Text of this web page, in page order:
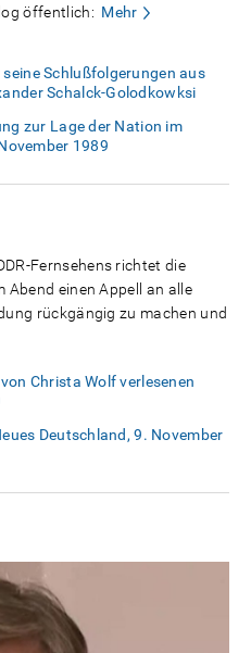
öffentlich: Mehr
Schlußfolgerungen aus
Schalck-Golodkowksi
zur Lage der Nation im
1989
Fernsehens richtet die
einen Appell an alle
rückgängig zu machen und
Christa Wolf verlesenen
Deutschland, 9. November